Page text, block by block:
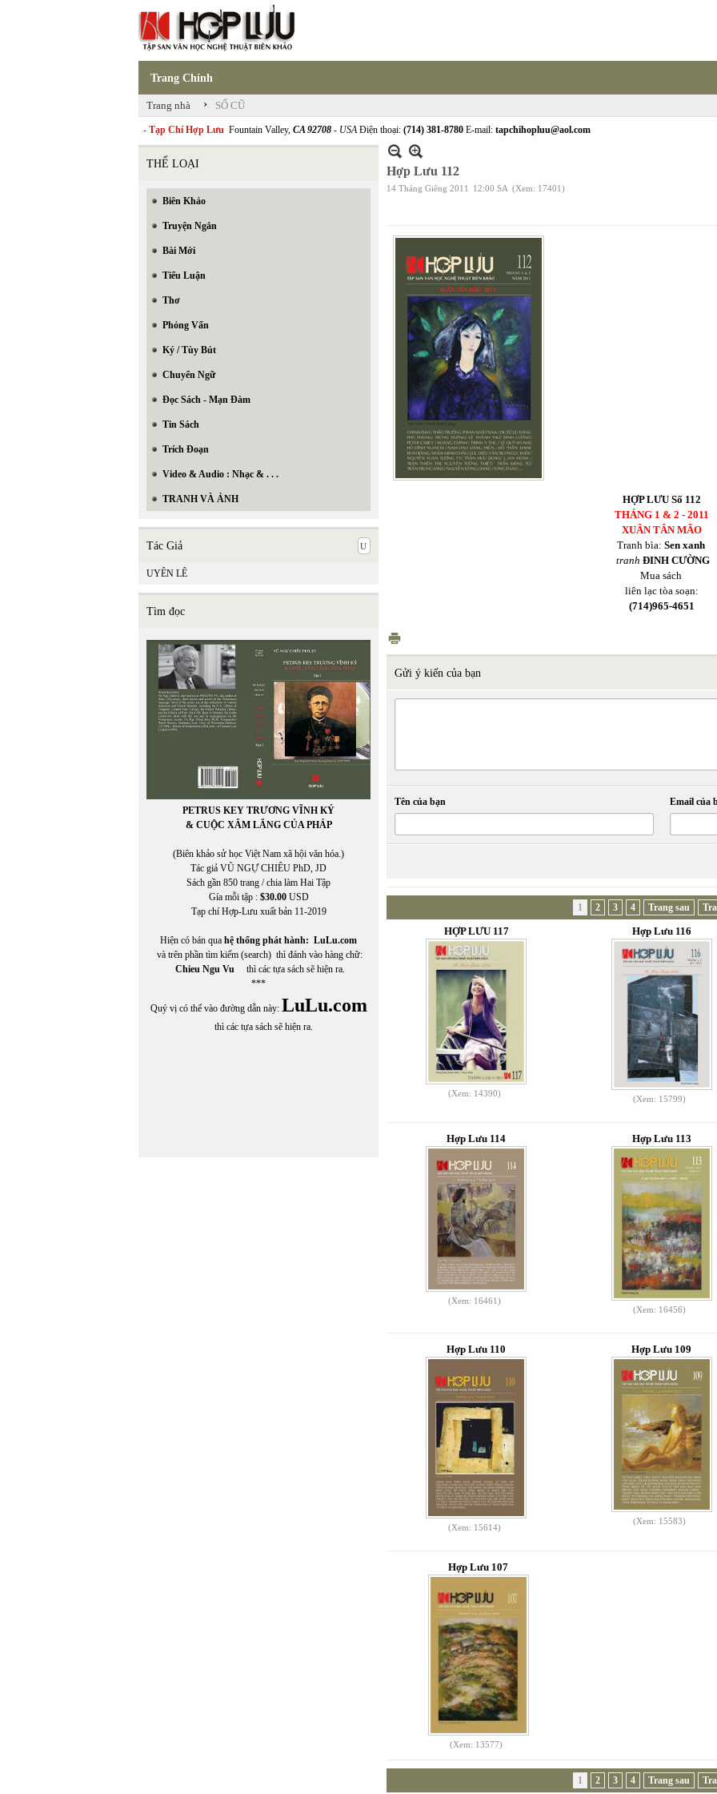
Trang Chính
Trang nhà › SỐ CŨ
- Tạp Chí Hợp Lưu Fountain Valley, CA 92708 - USAĐiện thoại: (714) 381-8780 E-mail: tapchihopluu@aol.com
THỂ LOẠI
Biên Khảo
Truyện Ngắn
Bài Mới
Tiểu Luận
Thơ
Phỏng Vấn
Ký / Tùy Bút
Chuyển Ngữ
Đọc Sách - Mạn Đàm
Tin Sách
Trích Đoạn
Video & Audio : Nhạc & . . .
TRANH VÀ ẢNH
Tác Giả
UYÊN LÊ
Tìm đọc
PETRUS KEY TRƯƠNG VĨNH KÝ
& CUỘC XÂM LĂNG CỦA PHÁP
(Biên khảo sử học Việt Nam xã hội văn hóa.)
Tác giả VŨ NGỰ CHIÊU PhD, JD
Sách gần 850 trang / chia làm Hai Tập
Gía mỗi tập : $30.00USD
Tạp chí Hợp-Lưu xuất bản 11-2019
Hiện có bán qua hệ thống phát hành: LuLu.com
và trên phần tìm kiếm (search) thì đánh vào hàng chữ:
Chieu Ngu Vu thì các tựa sách sẽ hiện ra.
***
Quý vị có thể vào đường dẫn này: LuLu.com
thì các tựa sách sẽ hiện ra.
Hợp Lưu 112
14 Tháng Giêng 2011 12:00 SA (Xem: 17401)
HỢP LƯU Số 112
THÁNG 1 & 2 - 2011
XUÂN TÂN MÃO
Tranh bìa: Sen xanh
tranh ĐINH CƯỜNG
Mua sách
liên lạc tòa soạn:
(714)965-4651
Gửi ý kiến của bạn
Tên của bạn Email của
1 2 3 4 Trang sau
HỢP LƯU 117
(Xem: 14390)
Hợp Lưu 116
(Xem: 15799)
Hợp Lưu 114
(Xem: 16461)
Hợp Lưu 113
(Xem: 16456)
Hợp Lưu 110
(Xem: 15614)
Hợp Lưu 109
(Xem: 15583)
Hợp Lưu 107
(Xem: 13577)
1 2 3 4 Trang sau